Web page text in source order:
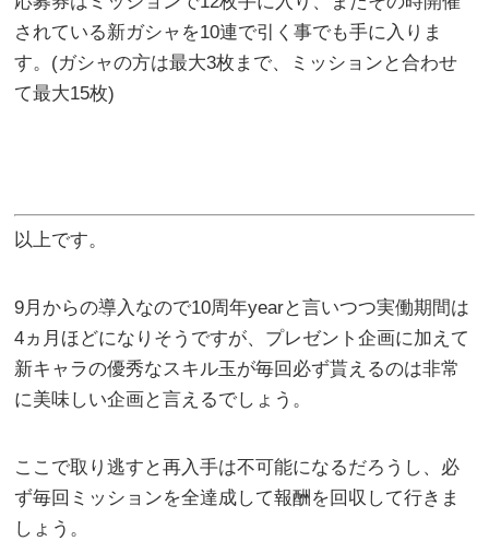
されている新ガシャを10連で引く事でも手に入りま
す。(ガシャの方は最大3枚まで、ミッションと合わせ
て最大15枚)
以上です。
9月からの導入なので10周年yearと言いつつ実働期間は
4ヵ月ほどになりそうですが、プレゼント企画に加えて
新キャラの優秀なスキル玉が毎回必ず貰えるのは非常
に美味しい企画と言えるでしょう。
ここで取り逃すと再入手は不可能になるだろうし、必
ず毎回ミッションを全達成して報酬を回収して行きま
しょう。